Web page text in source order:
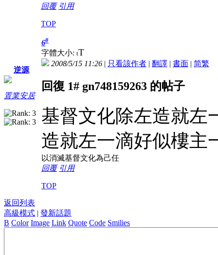
回覆 引用
TOP
逆源
置業安居
6#
字體大小: tT
2008/5/15 11:26 | 只看該作者 | 翻譯 | 書面 | 简繁
回復 1# gn748159263 的帖子
基督文化除左造就左
造就左一滴好似樓主
以消滅基督文化為己任
回覆 引用
TOP
返回列表
高級模式 | 發新話題
B Color Image Link Quote Code Smilies